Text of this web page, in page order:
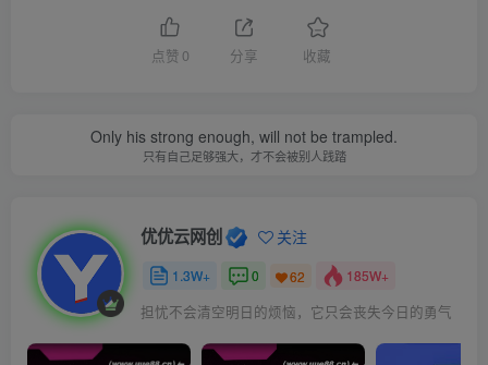
点赞 0 分享 收藏
Only his strong enough, will not be trampled.
只有自己足够强大，才不会被别人践踏
优优云网创 关注
1.3W+ 0 62 185W+
担忧不会清空明日的烦恼，它只会丧失今日的勇气